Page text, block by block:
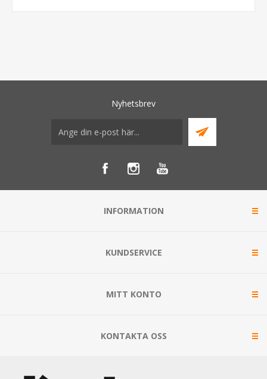
Nyhetsbrev
INFORMATION
KUNDSERVICE
MITT KONTO
KONTAKTA OSS